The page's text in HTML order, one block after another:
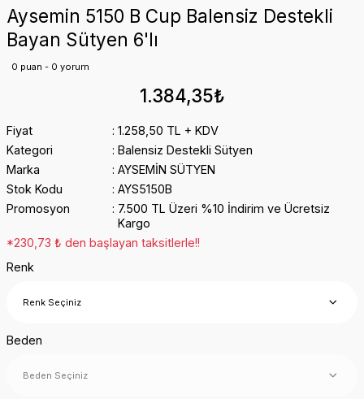
Aysemin 5150 B Cup Balensiz Destekli
Bayan Sütyen 6'lı
0 puan - 0 yorum
1.384,35₺
Fiyat
1.258,50 TL + KDV
Kategori
Balensiz Destekli Sütyen
Marka
AYSEMİN SÜTYEN
Stok Kodu
AYS5150B
Promosyon
7.500 TL Üzeri %10 İndirim ve Ücretsiz
Kargo
*230,73 ₺ den başlayan taksitlerle!!
Renk
Beden